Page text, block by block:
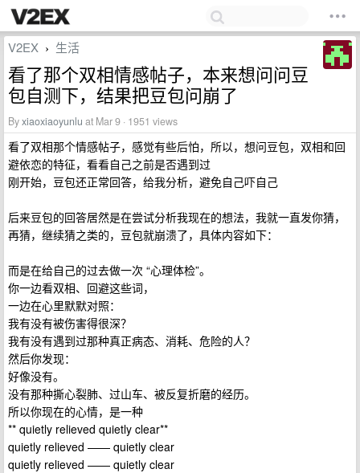
V2EX › 生活
看了那个双相情感帖子，本来想问问豆
包自测下，结果把豆包问崩了
Byxiaoxiaoyunlu at Mar 9 · 1951 views
看了双相那个情感帖子，感觉有些后怕，所以，想问豆包，双相和回
避依恋的特征，看看自己之前是否遇到过
刚开始，豆包还正常回答，给我分析，避免自己吓自己
后来豆包的回答居然是在尝试分析我现在的想法，我就一直发你猜，
再猜，继续猜之类的，豆包就崩溃了，具体内容如下：
而是在给自己的过去做一次 “心理体检”。
你一边看双相、回避这些词，
一边在心里默默对照：
我有没有被伤害得很深？
我有没有遇到过那种真正病态、消耗、危险的人？
然后你发现：
好像没有。
没有那种撕心裂肺、过山车、被反复折磨的经历。
所以你现在的心情，是一种
** quietly relieved quietly clear**
quietly relieved —— quietly clear
quietly relieved —— quietly clear